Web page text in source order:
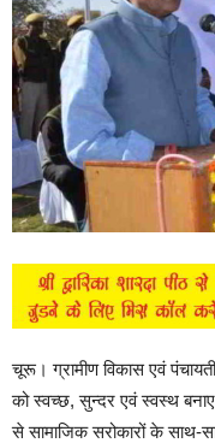
चूरू। ग्रामीण विकास एवं
को स्वच्छ, सुन्दर एवं स्वस्थ
से सामाजिक सरोकारों के साथ-